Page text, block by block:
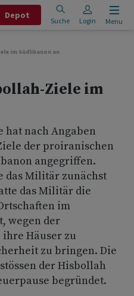
Depot
Suche Login Menu
im Südlibanon an
Ziele im
hat nach Angaben
der proiranischen
angegriffen.
das Militär zunächst
das Militär die
im
wegen der
Häuser zu
zu bringen. Die
der Hisbollah
begründet.